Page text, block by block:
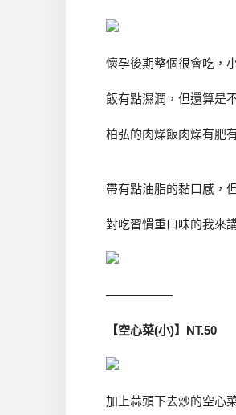
懷孕後期整個很會吃，
飯有點濕潤，但還算是
柏弘的肉燥飯肉燥有肥
帶有點油脂的黏口感，
對吃習慣重口味的我來
—————–
【空心菜(小)】NT.50
加上蒜頭下去炒的空心